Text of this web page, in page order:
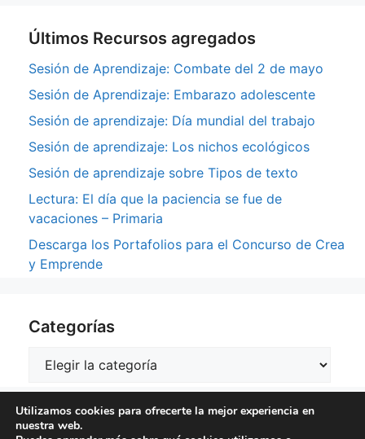
Últimos Recursos agregados
Sesión de Aprendizaje: Combate del 2 de mayo
Sesión de Aprendizaje: Embarazo adolescente
Sesión de aprendizaje: Día mundial del trabajo
Sesión de aprendizaje: Los nichos ecológicos
Sesión de aprendizaje sobre Tipos de texto
Lectura: El día que la paciencia se fue de
vacaciones – Primaria
Descarga los Portafolios para el Concurso de Crea
y Emprende
Categorías
Categorías
Utilizamos cookies para ofrecerte la mejor experiencia en
nuestra web.